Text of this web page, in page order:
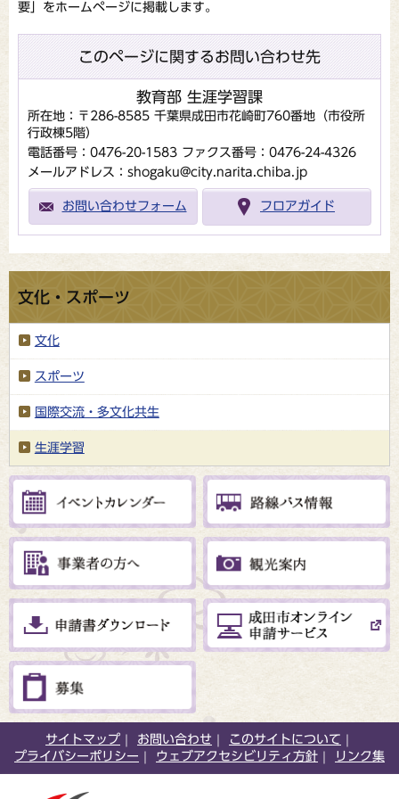
要」をホームページに掲載します。
このページに関するお問い合わせ先
教育部 生涯学習課
所在地：〒286-8585 千葉県成田市花崎町760番地（市役所
行政棟5階）
電話番号：0476-20-1583 ファクス番号：0476-24-4326
メールアドレス：shogaku@city.narita.chiba.jp
お問い合わせフォーム フロアガイド
文化・スポーツ
文化
スポーツ
国際交流・多文化共生
生涯学習
サイトマップ お問い合わせ
このサイトについて
プライバシーポリシー
ウェブアクセシビリティ方針 リンク集